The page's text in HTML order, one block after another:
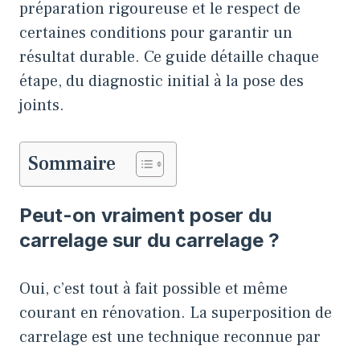
préparation rigoureuse et le respect de
certaines conditions pour garantir un
résultat durable. Ce guide détaille chaque
étape, du diagnostic initial à la pose des
joints.
Sommaire
Peut-on vraiment poser du
carrelage sur du carrelage ?
Oui, c’est tout à fait possible et même
courant en rénovation. La superposition de
carrelage est une technique reconnue par